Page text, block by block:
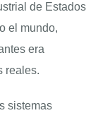
de Estados
el mundo,
era
reales.
sistemas